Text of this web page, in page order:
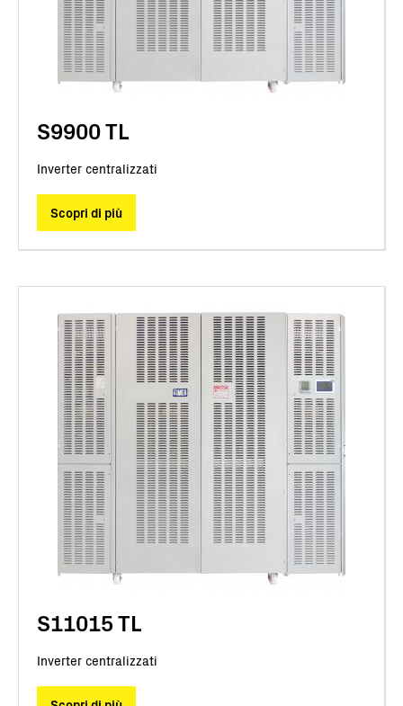
S9900 TL
Inverter centralizzati
Scopri di più
S11015 TL
Inverter centralizzati